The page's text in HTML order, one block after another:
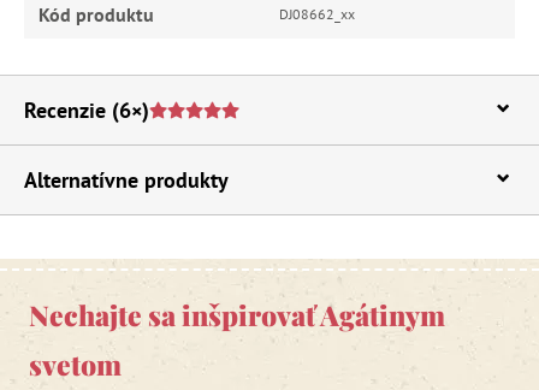
Kód produktu DJ08662_xx
Recenzie (6×)
Alternatívne produkty
Nechajte sa inšpirovať Agátinym
svetom